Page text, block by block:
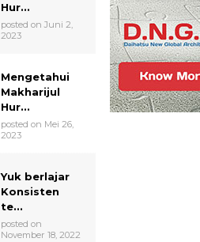
Hur...
posted on Juni 2,
2023
Mengetahui
Makharijul
Hur...
posted on Mei 26,
2023
Yuk berlajar
Konsisten
te...
posted on
November 18, 2022